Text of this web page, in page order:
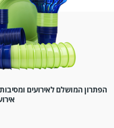
הפתרון המושלם לאירועים